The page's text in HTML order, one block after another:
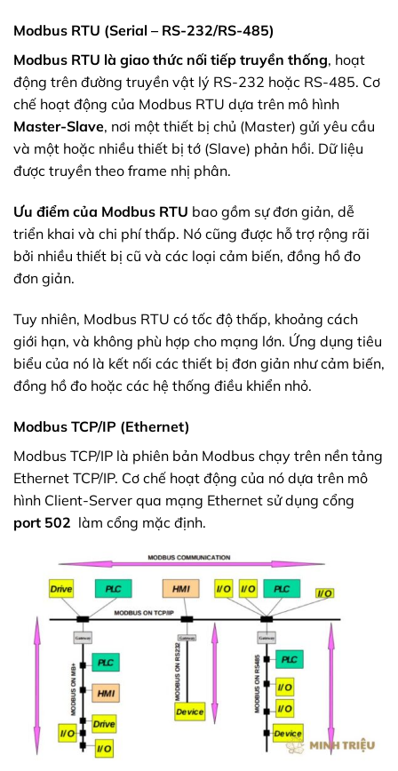
Modbus RTU (Serial – RS-232/RS-485)
Modbus RTU là giao thức nối tiếp truyền thống, hoạt
động trên đường truyền vật lý RS-232 hoặc RS-485. Cơ
chế hoạt động của Modbus RTU dựa trên mô hình
Master-Slave, nơi một thiết bị chủ (Master) gửi yêu cầu
và một hoặc nhiều thiết bị tớ (Slave) phản hồi. Dữ liệu
được truyền theo frame nhị phân.
Ưu điểm của Modbus RTU bao gồm sự đơn giản, dễ
triển khai và chi phí thấp. Nó cũng được hỗ trợ rộng rãi
bởi nhiều thiết bị cũ và các loại cảm biến, đồng hồ đo
đơn giản.
Tuy nhiên, Modbus RTU có tốc độ thấp, khoảng cách
giới hạn, và không phù hợp cho mạng lớn. Ứng dụng tiêu
biểu của nó là kết nối các thiết bị đơn giản như cảm biến,
đồng hồ đo hoặc các hệ thống điều khiển nhỏ.
Modbus TCP/IP (Ethernet)
Modbus TCP/IP là phiên bản Modbus chạy trên nền tảng
Ethernet TCP/IP. Cơ chế hoạt động của nó dựa trên mô
hình Client-Server qua mạng Ethernet sử dụng cổng
port 502 làm cổng mặc định.